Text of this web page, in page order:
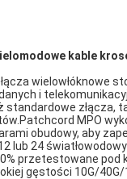
kable
wielowłóknowe
i
złącza,
MPO
obudowy, aby
lub 24
przetestowane
gęstości 10G/40G/